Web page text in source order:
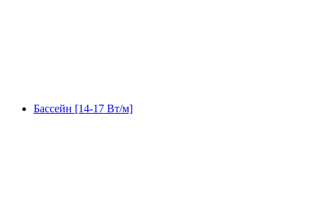
Бассейн [14-17 Вт/м]